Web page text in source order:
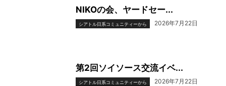
NIKOの会、ヤードセー...
シアトル日系コミュニティーから 2026年7月22日
第2回ソイソース交流イベ...
シアトル日系コミュニティーから 2026年7月22日